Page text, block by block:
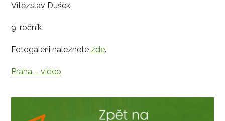
Vítězslav Dušek
9. ročník
Fotogalerii naleznete zde.
Praha – video